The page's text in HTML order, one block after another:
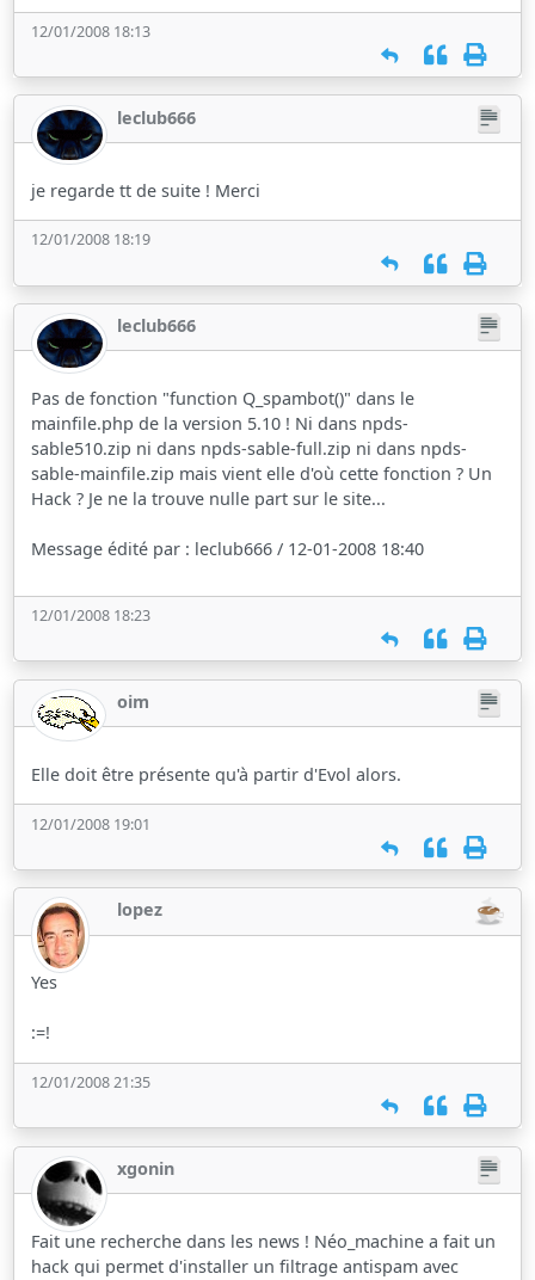
12/01/2008 18:13
leclub666
je regarde tt de suite ! Merci
12/01/2008 18:19
leclub666
Pas de fonction "function Q_spambot()" dans le
mainfile.php de la version 5.10 ! Ni dans npds-
sable510.zip ni dans npds-sable-full.zip ni dans npds-
sable-mainfile.zip mais vient elle d'où cette fonction ? Un
Hack ? Je ne la trouve nulle part sur le site...
Message édité par : leclub666 / 12-01-2008 18:40
12/01/2008 18:23
oim
Elle doit être présente qu'à partir d'Evol alors.
12/01/2008 19:01
lopez
Yes
:=!
12/01/2008 21:35
xgonin
Fait une recherche dans les news ! Néo_machine a fait un
hack qui permet d'installer un filtrage antispam avec